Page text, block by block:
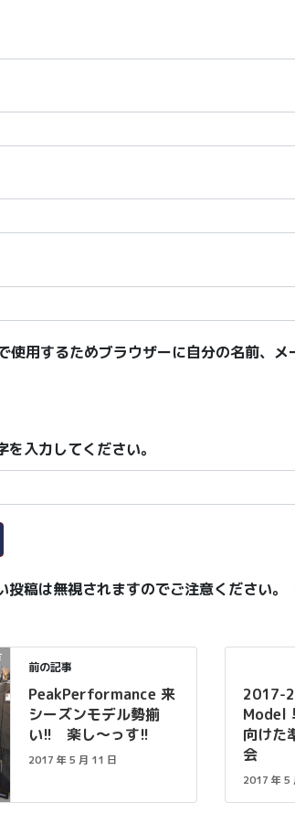
使用するためブラウザーに自分の名前、メ
入力してください。
投稿は無視されますのでご注意ください。
前の記事
PeakPerformance 来
シーズンモデル勢揃
い!! 楽し〜っす!!
2017 年 5 月 11 日
2017-
Model
向けた
会
2017 年 5